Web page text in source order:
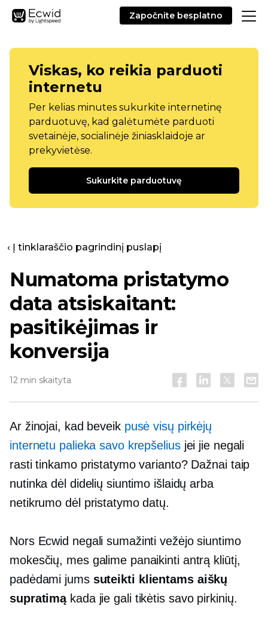
Započnite besplatno
Viskas, ko reikia parduoti
internetu
Per kelias minutes sukurkite internetinę
parduotuvę, kad galėtumėte parduoti
svetainėje, socialinėje žiniasklaidoje ar
prekyvietėse.
Sukurkite parduotuvę
‹ Į tinklaraščio pagrindinį puslapį
Numatoma pristatymo
data atsiskaitant:
pasitikėjimas ir
konversija
12 min skaityta
Ar žinojai, kad beveik pusė visų pirkėjų
internetu palieka savo krepšeliusjei jie negali
rasti tinkamo pristatymo varianto? Dažnai taip
nutinka dėl didelių siuntimo išlaidų arba
netikrumo dėl pristatymo datų.
Nors Ecwid negali sumažinti vežėjo siuntimo
mokesčių, mes galime panaikinti antrą kliūtį,
padėdami jums suteikti klientams aiškų
supratimąkada jie gali tikėtis savo pirkinių.